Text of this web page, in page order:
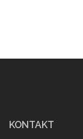
KONTAKT